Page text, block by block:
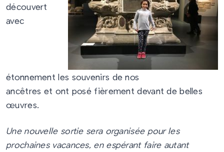
découvert
avec
étonnement les souvenirs de nos
ancêtres et ont posé fièrement devant de belles
œuvres.
Une nouvelle sortie sera organisée pour les
prochaines vacances, en espérant faire autant